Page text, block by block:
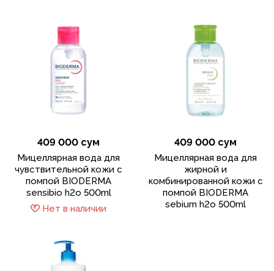
409 000 сум
Мицеллярная вода для
чувствительной кожи с
помпой BIODERMA
sensibio h2o 500ml
Нет в наличии
409 000 сум
Мицеллярная вода для
жирной и
комбинированной кожи с
помпой BIODERMA
sebium h2o 500ml